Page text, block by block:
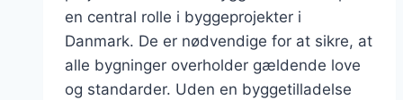
en central rolle i byggeprojekter i
Danmark. De er nødvendige for at sikre, at
alle bygninger overholder gældende love
og standarder. Uden en byggetilladelse